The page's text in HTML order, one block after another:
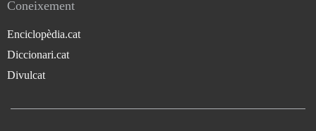
Coneixement
Enciclopèdia.cat
Diccionari.cat
Divulcat